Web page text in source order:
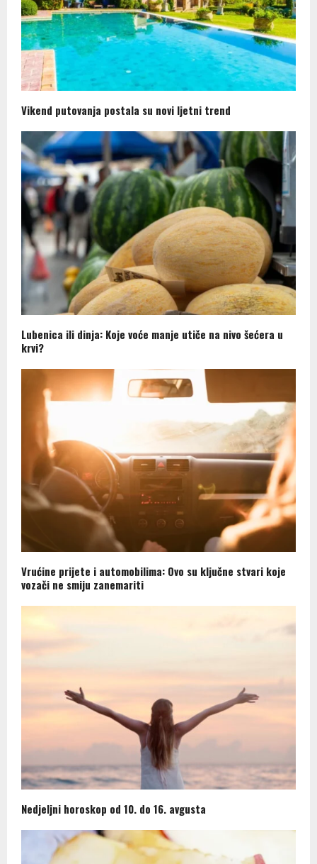
Vikend putovanja postala su novi ljetni trend
Lubenica ili dinja: Koje voće manje utiče na nivo šećera u
krvi?
Vrućine prijete i automobilima: Ovo su ključne stvari koje
vozači ne smiju zanemariti
Nedjeljni horoskop od 10. do 16. avgusta